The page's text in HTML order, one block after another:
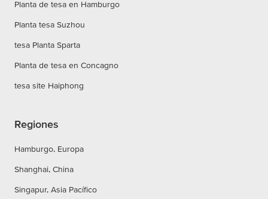
Planta de tesa en Hamburgo
Planta tesa Suzhou
tesa Planta Sparta
Planta de tesa en Concagno
tesa site Haiphong
Regiones
Hamburgo, Europa
Shanghai, China
Singapur, Asia Pacífico